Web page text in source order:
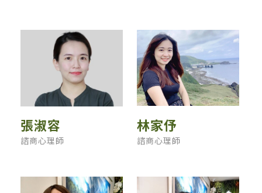
張淑容
諮商心理師
林家伃
諮商心理師